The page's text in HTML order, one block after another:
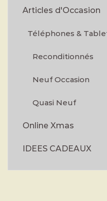
Articles d'Occasion
Téléphones &
Reconditionnés
Neuf Occasion
Quasi Neuf
Online Xmas
IDEES CADEAUX